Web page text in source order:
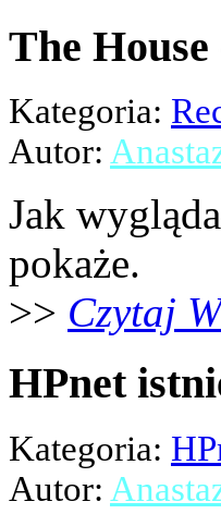
The
Kategoria:
Autor:
Jak
pokaże.
>> Czytaj
HPnet
Kategoria:
Autor: